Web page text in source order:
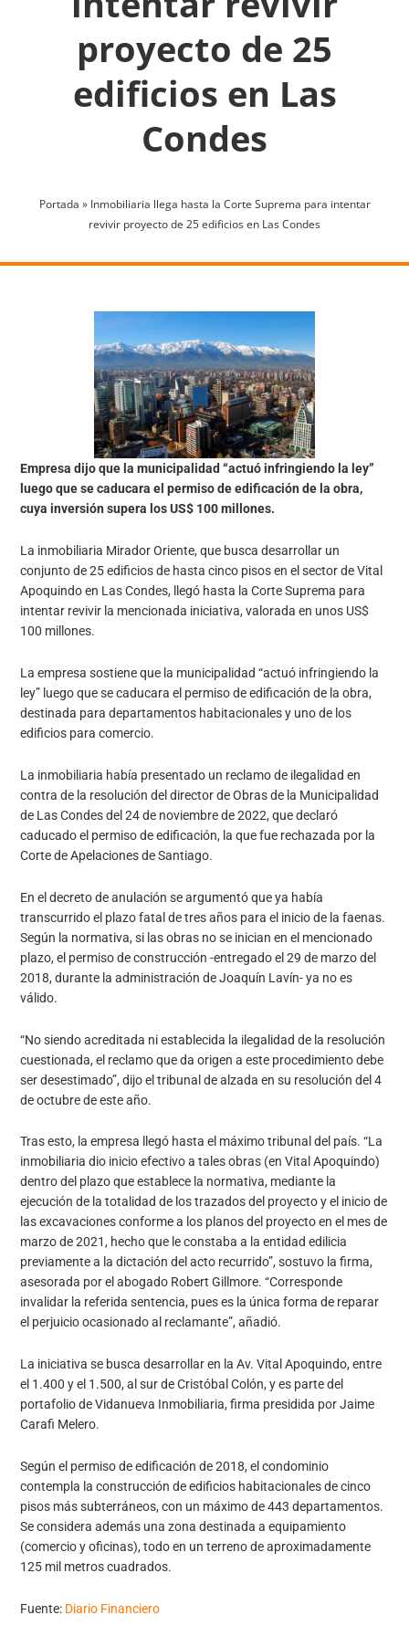
proyecto de 25
edificios en Las
Condes
Portada » Inmobiliaria llega hasta la Corte Suprema para intentar
revivir proyecto de 25 edificios en Las Condes
Empresa dijo que la municipalidad “actuó infringiendo la ley”
luego que se caducara el permiso de edificación de la obra,
cuya inversión supera los US$ 100 millones.
La inmobiliaria Mirador Oriente, que busca desarrollar un
conjunto de 25 edificios de hasta cinco pisos en el sector de Vital
Apoquindo en Las Condes, llegó hasta la Corte Suprema para
intentar revivir la mencionada iniciativa, valorada en unos US$
100 millones.
La empresa sostiene que la municipalidad “actuó infringiendo la
ley” luego que se caducara el permiso de edificación de la obra,
destinada para departamentos habitacionales y uno de los
edificios para comercio.
La inmobiliaria había presentado un reclamo de ilegalidad en
contra de la resolución del director de Obras de la Municipalidad
de Las Condes del 24 de noviembre de 2022, que declaró
caducado el permiso de edificación, la que fue rechazada por la
Corte de Apelaciones de Santiago.
En el decreto de anulación se argumentó que ya había
transcurrido el plazo fatal de tres años para el inicio de la faenas.
Según la normativa, si las obras no se inician en el mencionado
plazo, el permiso de construcción -entregado el 29 de marzo del
2018, durante la administración de Joaquín Lavín- ya no es
válido.
“No siendo acreditada ni establecida la ilegalidad de la resolución
cuestionada, el reclamo que da origen a este procedimiento debe
ser desestimado”, dijo el tribunal de alzada en su resolución del 4
de octubre de este año.
Tras esto, la empresa llegó hasta el máximo tribunal del país. “La
inmobiliaria dio inicio efectivo a tales obras (en Vital Apoquindo)
dentro del plazo que establece la normativa, mediante la
ejecución de la totalidad de los trazados del proyecto y el inicio de
las excavaciones conforme a los planos del proyecto en el mes de
marzo de 2021, hecho que le constaba a la entidad edilicia
previamente a la dictación del acto recurrido”, sostuvo la firma,
asesorada por el abogado Robert Gillmore. “Corresponde
invalidar la referida sentencia, pues es la única forma de reparar
el perjuicio ocasionado al reclamante”, añadió.
La iniciativa se busca desarrollar en la Av. Vital Apoquindo, entre
el 1.400 y el 1.500, al sur de Cristóbal Colón, y es parte del
portafolio de Vidanueva Inmobiliaria, firma presidida por Jaime
Carafi Melero.
Según el permiso de edificación de 2018, el condominio
contempla la construcción de edificios habitacionales de cinco
pisos más subterráneos, con un máximo de 443 departamentos.
Se considera además una zona destinada a equipamiento
(comercio y oficinas), todo en un terreno de aproximadamente
125 mil metros cuadrados.
Fuente: Diario Financiero